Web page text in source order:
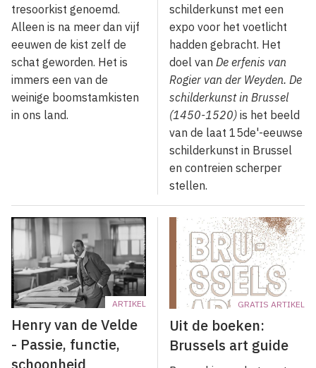
tresoorkist genoemd.
Alleen is na meer dan vijf
eeuwen de kist zelf de
schat geworden. Het is
immers een van de
weinige boomstamkisten
in ons land.
schilderkunst met een
expo voor het voetlicht
hadden gebracht. Het
doel van De erfenis van
Rogier van der Weyden. De
schilderkunst in Brussel
(1450-1520) is het beeld
van de laat 15de'-eeuwse
schilderkunst in Brussel
en contreien scherper
stellen.
ARTIKEL
Henry van de Velde
- Passie, functie,
GRATIS ARTIKEL
Uit de boeken:
Brussels art guide